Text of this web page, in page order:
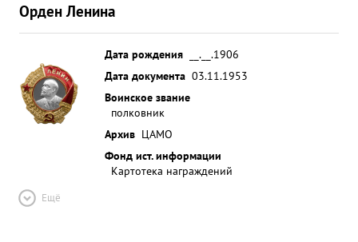
Орден Ленина
Дата рождения
__.__.1906
Дата документа 03.11.1953
Воинское звание
полковник
Архив ЦАМО
Фонд ист. информации
Картотека награждений
Ещё